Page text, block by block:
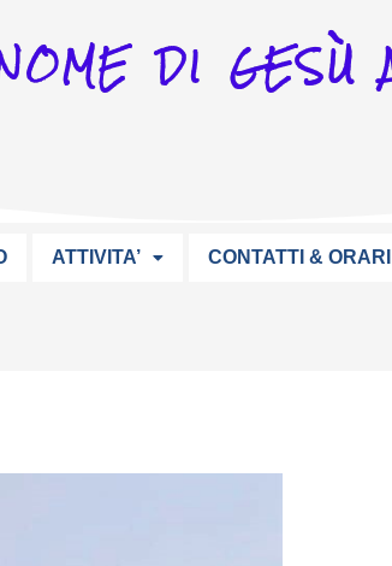
DI GESÙ
ATTIVITA’ CONTATTI & ORARI